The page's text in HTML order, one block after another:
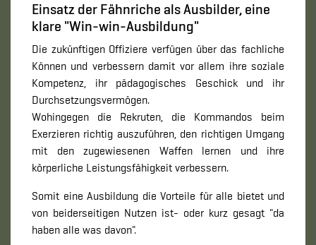
Einsatz der Fähnriche als Ausbilder, eine
klare "Win-win-Ausbildung"
Die zukünftigen Offiziere verfügen über das fachliche
Können und verbessern damit vor allem ihre soziale
Kompetenz, ihr pädagogisches Geschick und ihr
Durchsetzungsvermögen.
Wohingegen die Rekruten, die Kommandos beim
Exerzieren richtig auszuführen, den richtigen Umgang
mit den zugewiesenen Waffen lernen und ihre
körperliche Leistungsfähigkeit verbessern.
Somit eine Ausbildung die Vorteile für alle bietet und
von beiderseitigen Nutzen ist- oder kurz gesagt "da
haben alle was davon".